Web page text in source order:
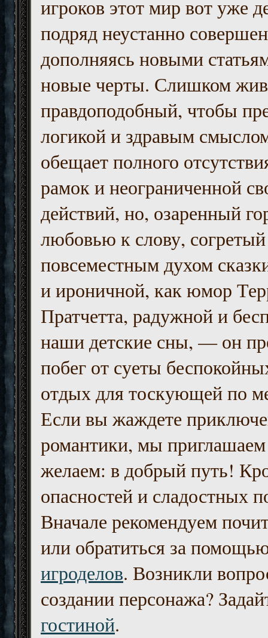
игроков этот мир вот уже
подряд неустанно
дополняясь новыми
новые черты. Слишком
правдоподобный, чтобы
логикой и здравым
обещает полного
рамок и неограниченной
действий, но, озаренный
любовью к слову, согретый
повсеместным духом
и ироничной, как юмор
Пратчетта, радужной и
наши детские сны, — он
побег от суеты
отдых для тоскующей по
Если вы жаждете
романтики, мы приглашаем
желаем: в добрый путь!
опасностей и сладостных
Вначале рекомендуем
или обратиться за
игроделов. Возникли
создании персонажа?
гостиной.